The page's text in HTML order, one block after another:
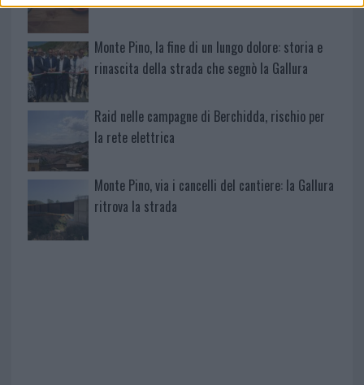
Monte Pino, la fine di un lungo dolore: storia e
rinascita della strada che segnò la Gallura
Raid nelle campagne di Berchidda, rischio per
la rete elettrica
Monte Pino, via i cancelli del cantiere: la Gallura
ritrova la strada